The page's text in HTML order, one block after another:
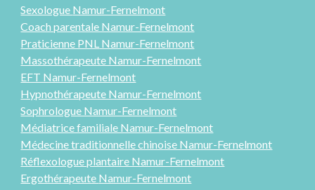
Sexologue Namur-Fernelmont
Coach parentale Namur-Fernelmont
Praticienne PNL Namur-Fernelmont
Massothérapeute Namur-Fernelmont
EFT Namur-Fernelmont
Hypnothérapeute Namur-Fernelmont
Sophrologue Namur-Fernelmont
Médiatrice familiale Namur-Fernelmont
Médecine traditionnelle chinoise Namur-Fernelmont
Réflexologue plantaire Namur-Fernelmont
Ergothérapeute Namur-Fernelmont